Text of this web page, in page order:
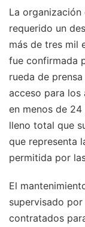
La
requerido un
más de tres mil
fue confirmada
rueda de
acceso para los
en menos de
lleno total que
que representa
permitida por
El
supervisado
contratados